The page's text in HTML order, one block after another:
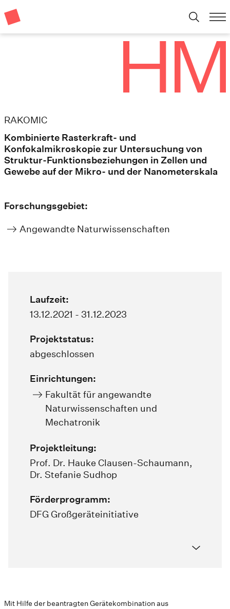
RAKOMIC
Kombinierte Rasterkraft- und
Konfokalmikroskopie zur Untersuchung von
Struktur-Funktionsbeziehungen in Zellen und
Gewebe auf der Mikro- und der Nanometerskala
Forschungsgebiet:
Angewandte Naturwissenschaften
Laufzeit:
13.12.2021 - 31.12.2023
Projektstatus:
abgeschlossen
Einrichtungen:
Fakultät für angewandte
Naturwissenschaften und
Mechatronik
Projektleitung:
Prof. Dr. Hauke Clausen-Schaumann,
Dr. Stefanie Sudhop
Förderprogramm:
DFG Großgeräteinitiative
Mit Hilfe der beantragten Gerätekombination aus